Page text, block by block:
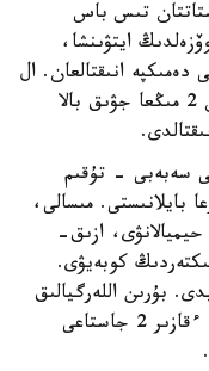
تىس باس
ايتۋىنشا،
دەمىكپە انىقتالعان. ال
پاۆلودار وبلىسىندا، برونحتى دەمىكپەمەن 2 مىڭعا جۋىق بالا
سەبەبى - تۇقىم
بايلانىستى. مىسالى،
ازىق-
كوبەيۋى.
بۇرىن اللەرگيالىق
رينيت 9 جاستاعى بالالاردا كەزەدسەتىن، ءقازىر 2 جاستاعى